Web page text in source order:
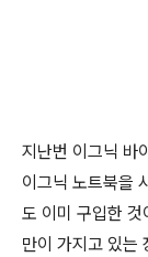
지난번 이그닉 바
이그닉 노트북을
도 이미 구입한
만이 가지고 있는